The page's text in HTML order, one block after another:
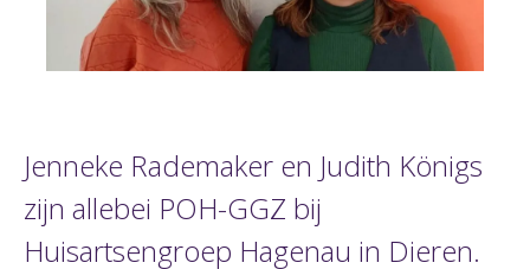
Jenneke Rademaker en Judith Königs
zijn allebei POH-GGZ bij
Huisartsengroep Hagenau in Dieren.